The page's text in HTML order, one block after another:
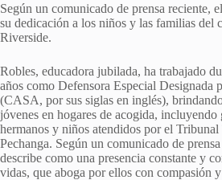
Según un comunicado de prensa reciente,
su dedicación a los niños y las familias del
Riverside.
Robles, educadora jubilada, ha trabajado
años como Defensora Especial Designada
(CASA, por sus siglas en inglés),
jóvenes en hogares de acogida, incluyendo
hermanos y niños atendidos por el
Pechanga. Según un comunicado de
describe como una presencia constante y
vidas, que aboga por ellos con compasión